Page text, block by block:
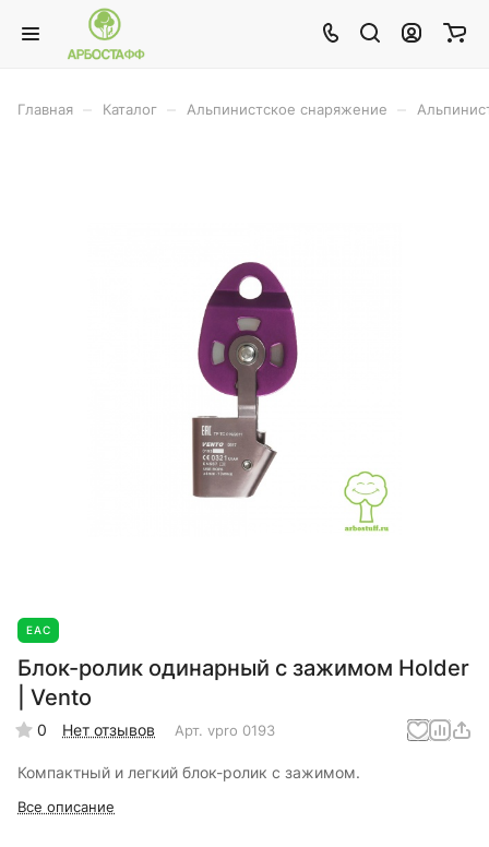
Главная Каталог Альпинистское снаряжение
EAC
Блок-ролик одинарный с зажимом Holder
| Vento
0 Нет отзывов Арт. vpro 0193
Компактный и легкий блок-ролик с зажимом.
Все описание